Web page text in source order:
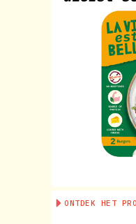
ONTDEK HET